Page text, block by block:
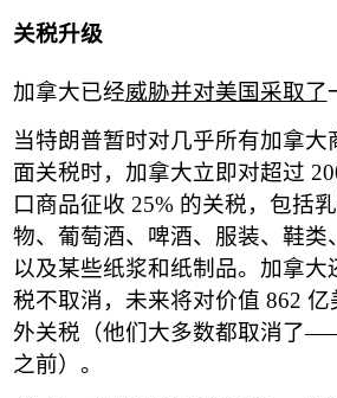
关税升级
加拿大已经威胁并对美国采取了
当特朗普暂时对几乎所有加拿大
面关税时，加拿大立即对超过
口商品征收 25% 的关税，包括
物、葡萄酒、啤酒、服装、鞋类
以及某些纸浆和纸制品。加拿大
税不取消，未来将对价值 862 亿
外关税（他们大多数都取消了
之前）。